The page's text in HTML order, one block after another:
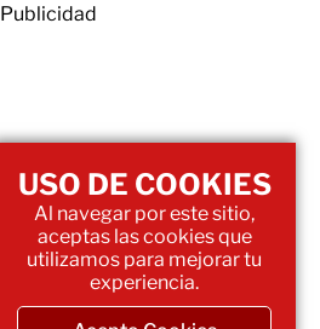
Publicidad
USO DE COOKIES
Al navegar por este sitio,
aceptas las cookies que
utilizamos para mejorar tu
experiencia.